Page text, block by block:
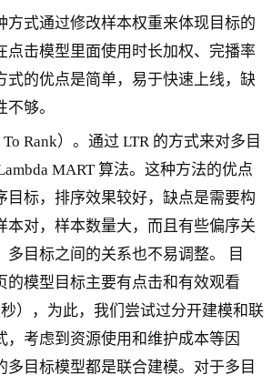
方式通过修改样本权重来体现目标的
点击模型里面使用时长加权、完播率
式的优点是简单，易于快速上线，缺
够。
Rank）。通过 LTR 的方式来对多目
MART 算法。这种方法的优点
目标，排序效果较好，缺点是需要构
本对，样本数量大，而且有些偏序关
多目标之间的关系也不易调整。 目
的模型目标主要有点击和有效观看
秒），为此，我们尝试过分开建模和联
，考虑到资源使用和维护成本等因
多目标模型都是联合建模。对于多目